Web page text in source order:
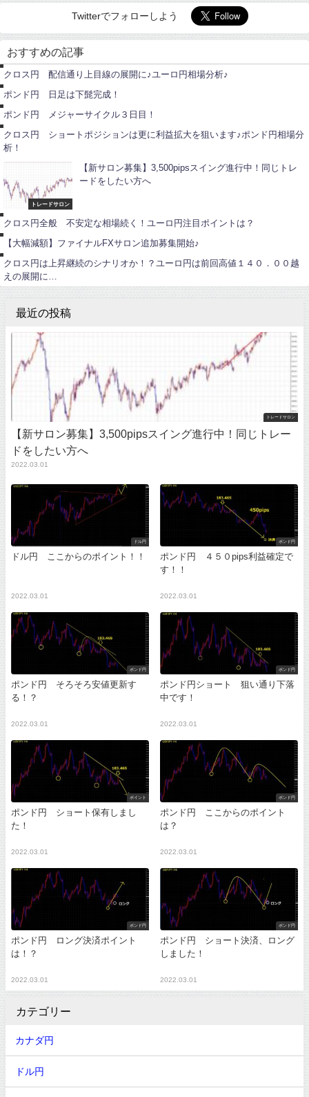
Twitterでフォローしよう
おすすめの記事
クロス円 配信通り上目線の展開に♪ユーロ円相場分析♪
ポンド円 日足は下髭完成！
ポンド円 メジャーサイクル３日目！
クロス円 ショートポジションは更に利益拡大を狙います♪ポンド円相場分
析！
トレードサロン
【新サロン募集】3,500pipsスイング進行中！同じトレ
ードをしたい方へ
クロス円全般 不安定な相場続く！ユーロ円注目ポイントは？
【大幅減額】ファイナルFXサロン追加募集開始♪
クロス円は上昇継続のシナリオか！？ユーロ円は前回高値１４０．００越
えの展開に…
最近の投稿
トレードサロン
【新サロン募集】3,500pipsスイング進行中！同じトレー
ドをしたい方へ
2022.03.01
ドル円
ドル円 ここからのポイント！！
2022.03.01
ポンド円
ポンド円 ４５０pips利益確定で
す！！
2022.03.01
ポンド円
ポンド円 そろそろ安値更新す
る！？
2022.03.01
ポンド円
ポンド円ショート 狙い通り下落
中です！
2022.03.01
ポイント
ポンド円 ショート保有しまし
た！
2022.03.01
ポンド円
ポンド円 ここからのポイント
は？
2022.03.01
ポンド円
ポンド円 ロング決済ポイント
は！？
2022.03.01
ポンド円
ポンド円 ショート決済、ロング
しました！
2022.03.01
カテゴリー
カナダ円
ドル円